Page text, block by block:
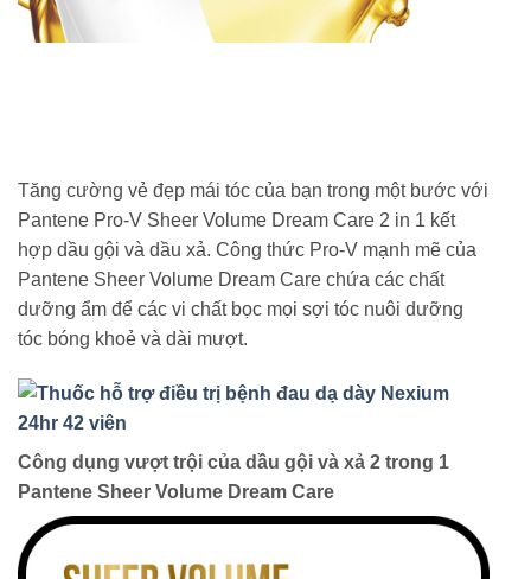
Tăng cường vẻ đẹp mái tóc của bạn trong một bước với
Pantene Pro-V Sheer Volume Dream Care 2 in 1 kết
hợp dầu gội và dầu xả. Công thức Pro-V mạnh mẽ của
Pantene Sheer Volume Dream Care chứa các chất
dưỡng ẩm để các vi chất bọc mọi sợi tóc nuôi dưỡng
tóc bóng khoẻ và dài mượt.
Công dụng vượt trội của dầu gội và xả 2 trong 1
Pantene Sheer Volume Dream Care